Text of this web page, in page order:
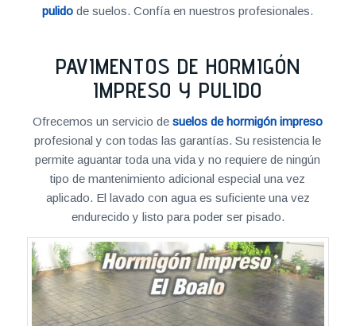
pulido de suelos. Confía en nuestros profesionales.
PAVIMENTOS DE HORMIGÓN
IMPRESO Y PULIDO
Ofrecemos un servicio desuelos de hormigón impreso
profesional y con todas las garantías. Su resistencia le
permite aguantar toda una vida y no requiere de ningún
tipo de mantenimiento adicional especial una vez
aplicado. El lavado con agua es suficiente una vez
endurecido y listo para poder ser pisado.